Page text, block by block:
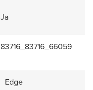
Ja
83716_83716_66059
Edge